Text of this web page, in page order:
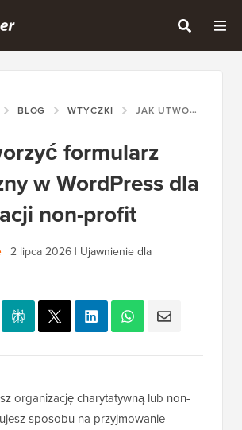
BLOG WTYCZKI JAK UTWORZYĆ FORMULARZ DAROWIZNY W WORDPRESS DLA ORGANIZACJI NON-PROFIT
formularz
w WordPress dla
non-profit
| 2 lipca 2026 | Ujawnienie dla
organizację charytatywną lub non-
sposobu na przyjmowanie